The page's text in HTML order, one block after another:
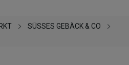
SÜSSES GEBÄCK & CO